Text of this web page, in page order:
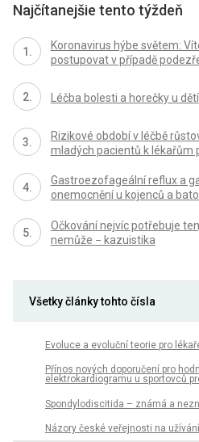
Najčítanejšie tento týždeň
Koronavirus hýbe světem:
postupovat v případě
Léčba bolesti a horečky u dětí
Rizikové období v léčbě
mladých pacientů k lékařům
Gastroezofageální reflux a
onemocnění u kojenců a
Očkování nejvíc potřebuje
nemůže − kazuistika
Všetky články tohto čísla
Evoluce a evoluční teorie pro
Přínos nových doporučení pro
elektrokardiogramu u sportovců
Spondylodiscitida – známá a
Názory české veřejnosti na